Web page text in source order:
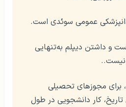
عمومی سوئدی است.
و داشتن دیپلم به‌تنهایی
از ۱۱ ژوئن ۲۰۲۶، برای مجوزهای تحصیلی
کار دانشجویی در طول